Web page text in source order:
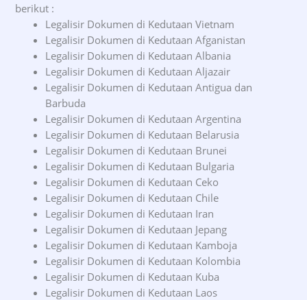
berikut :
Legalisir Dokumen di Kedutaan Vietnam
Legalisir Dokumen di Kedutaan Afganistan
Legalisir Dokumen di Kedutaan Albania
Legalisir Dokumen di Kedutaan Aljazair
Legalisir Dokumen di Kedutaan Antigua dan
Barbuda
Legalisir Dokumen di Kedutaan Argentina
Legalisir Dokumen di Kedutaan Belarusia
Legalisir Dokumen di Kedutaan Brunei
Legalisir Dokumen di Kedutaan Bulgaria
Legalisir Dokumen di Kedutaan Ceko
Legalisir Dokumen di Kedutaan Chile
Legalisir Dokumen di Kedutaan Iran
Legalisir Dokumen di Kedutaan Jepang
Legalisir Dokumen di Kedutaan Kamboja
Legalisir Dokumen di Kedutaan Kolombia
Legalisir Dokumen di Kedutaan Kuba
Legalisir Dokumen di Kedutaan Laos